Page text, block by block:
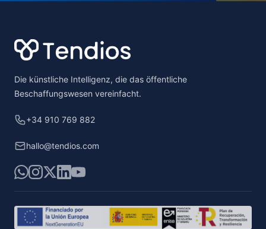
Die künstliche Intelligenz, die das öffentliche
Beschaffungswesen vereinfacht.
+34 910 769 882
hallo@tendios.com
WhatsApp
Instagram
X LinkedIn
YouTube